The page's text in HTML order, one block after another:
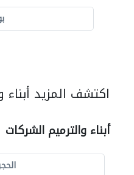
اكتشف المزيد أبناء
أبناء والترميم الشركات